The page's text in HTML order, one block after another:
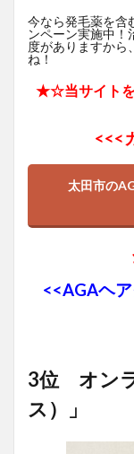
今なら発毛薬を含
ンペーン実施中！
度がありますから
ね！
★☆当サイトを
<<<
太田市の
<<AGAヘ
3位 オン
ス）」